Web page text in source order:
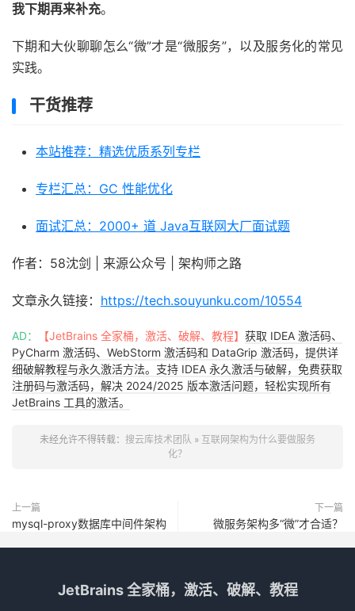
我下期再来补充。
下期和大伙聊聊怎么“微”才是“微服务”，以及服务化的常见
实践。
干货推荐
本站推荐：精选优质系列专栏
专栏汇总：GC 性能优化
面试汇总：2000+ 道 Java互联网大厂面试题
作者：58沈剑 | 来源公众号 | 架构师之路
文章永久链接： https://tech.souyunku.com/10554
AD： 【JetBrains 全家桶，激活、破解、教程】 获取 IDEA 激活码、
PyCharm 激活码、WebStorm 激活码和 DataGrip 激活码，提供详
细破解教程与永久激活方法。支持 IDEA 永久激活与破解，免费获取
注册码与激活码，解决 2024/2025 版本激活问题，轻松实现所有
JetBrains 工具的激活。
未经允许不得转载： 搜云库技术团队 » 互联网架构为什么要做服务
化？
上一篇
mysql-proxy数据库中间件架构
下一篇
微服务架构多“微”才合适？
JetBrains 全家桶，激活、破解、教程